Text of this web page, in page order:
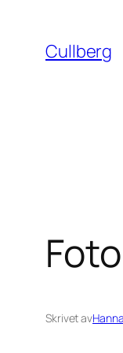
innehåll
Cullberg
Skrivet av